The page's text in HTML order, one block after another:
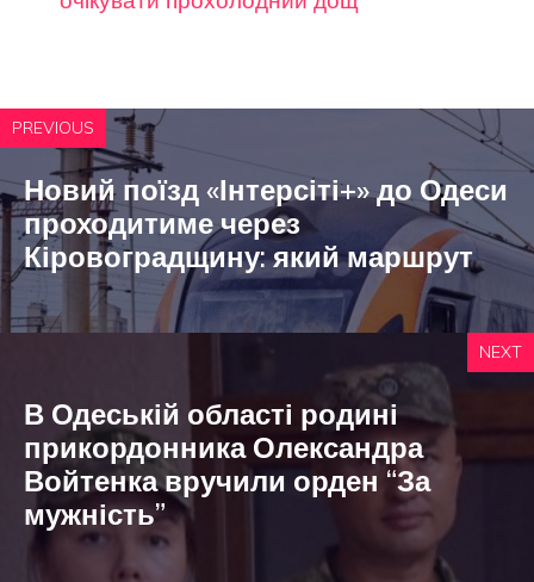
PREVIOUS
Новий поїзд «Інтерсіті+» до Одеси
проходитиме через
Кіровоградщину: який маршрут
NEXT
В Одеській області родині
прикордонника Олександра
Войтенка вручили орден “За
мужність”